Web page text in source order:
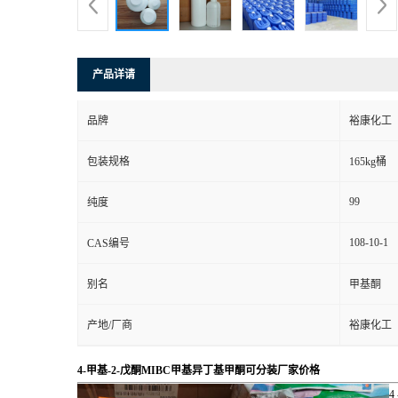
产品详请
品牌 裕康化工
包装规格 165kg桶
纯度 99
CAS编号 108-10-1
别名 甲基酮
产地/厂商 裕康化工
4-甲基-2-戊酮MIBC甲基异丁基甲酮可分装厂家价格
4